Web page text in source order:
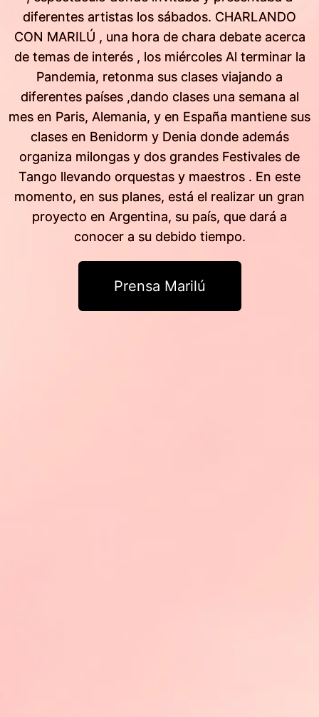
diferentes artistas los sábados. CHARLANDO
CON MARILÚ , una hora de chara debate acerca
de temas de interés , los miércoles Al terminar la
Pandemia, retonma sus clases viajando a
diferentes países ,dando clases una semana al
mes en Paris, Alemania, y en España mantiene sus
clases en Benidorm y Denia donde además
organiza milongas y dos grandes Festivales de
Tango llevando orquestas y maestros . En este
momento, en sus planes, está el realizar un gran
proyecto en Argentina, su país, que dará a
conocer a su debido tiempo.
Prensa Marilú